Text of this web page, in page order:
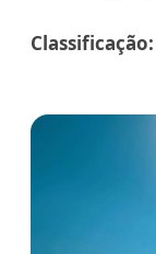
Classificação: